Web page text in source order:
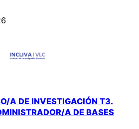
A DE INVESTIGACIÓN T3.
A DE BASES